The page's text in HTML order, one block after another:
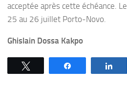
acceptée après cette échéance.
25 au 26 juillet Porto-Novo.
Ghislain Dossa Kakpo